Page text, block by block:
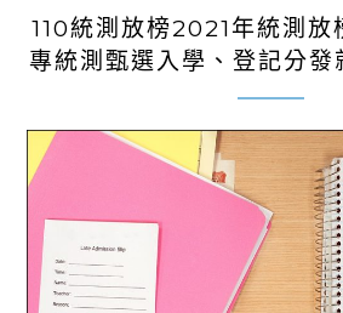
110統測放榜2021年統測放
專統測甄選入學、登記分發